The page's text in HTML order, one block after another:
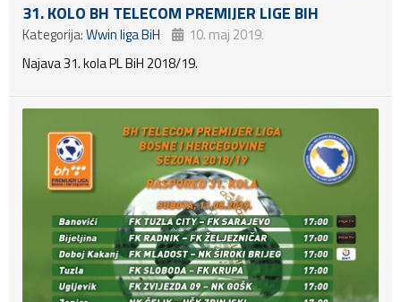
31. KOLO BH TELECOM PREMIJER LIGE BIH
Kategorija:Wwin liga BiH
10. maj 2019.
Najava 31. kola PL BiH 2018/19.